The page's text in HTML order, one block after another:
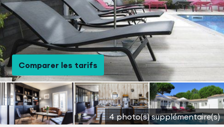
Comparer les tarifs
4 photo(s) supplémentaire(s)